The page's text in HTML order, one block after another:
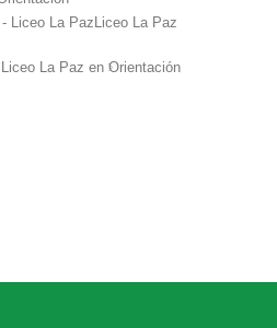
Liceo La PazLiceo La Paz
La Paz enOrientación